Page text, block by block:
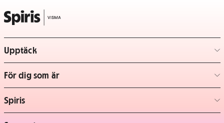
Upptäck
– klicka för att expandera lista
För dig som är
– klicka för att expandera lista
Spiris
– klicka för att expandera lista